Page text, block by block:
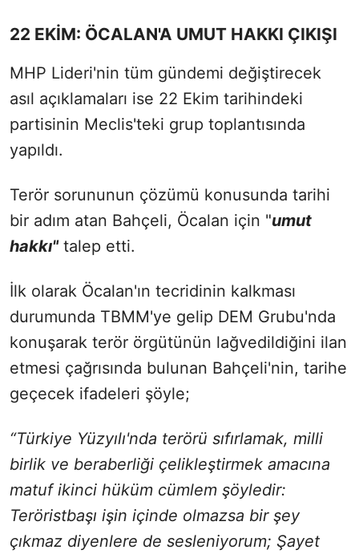
22 EKİM: ÖCALAN'A UMUT HAKKI ÇIKIŞI
MHP Lideri'nin tüm gündemi değiştirecek
asıl açıklamaları ise 22 Ekim tarihindeki
partisinin Meclis'teki grup toplantısında
yapıldı.
Terör sorununun çözümü konusunda tarihi
bir adım atan Bahçeli, Öcalan için "umut
hakkı"talep etti.
İlk olarak Öcalan'ın tecridinin kalkması
durumunda TBMM'ye gelip DEM Grubu'nda
konuşarak terör örgütünün lağvedildiğini ilan
etmesi çağrısında bulunan Bahçeli'nin, tarihe
geçecek ifadeleri şöyle;
“Türkiye Yüzyılı'nda terörü sıfırlamak, milli
birlik ve beraberliği çelikleştirmek amacına
matuf ikinci hüküm cümlem şöyledir:
Teröristbaşı işin içinde olmazsa bir şey
çıkmaz diyenlere de sesleniyorum; Şayet